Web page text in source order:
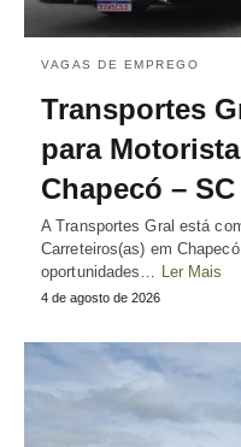
VAGAS DE EMPREGO
Transportes
para
Chapecó –
A Transportes Gral está
Carreteiros(as) em
oportunidades… Ler Mais
4 de agosto de 2026